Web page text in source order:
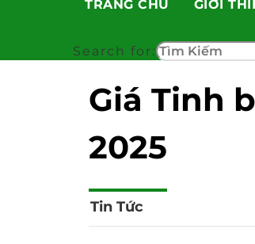
TRANG CHỦ GIỚI
Search for:
Giá Tinh
2025
Tin Tức